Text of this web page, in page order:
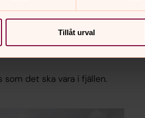
Tillåt urval
det ska vara i fjällen.